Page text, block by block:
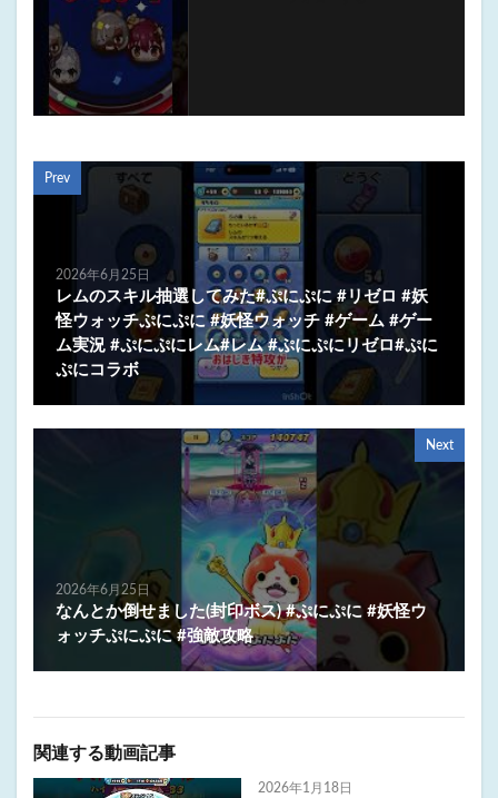
Prev
2026年6月25日
レムのスキル抽選してみた#ぷにぷに #リゼロ #妖
怪ウォッチぷにぷに #妖怪ウォッチ #ゲーム #ゲー
ム実況 #ぷにぷにレム#レム #ぷにぷにリゼロ#ぷに
ぷにコラボ
Next
2026年6月25日
なんとか倒せました(封印ボス) #ぷにぷに #妖怪ウ
ォッチぷにぷに #強敵攻略
関連する動画記事
2026年1月18日